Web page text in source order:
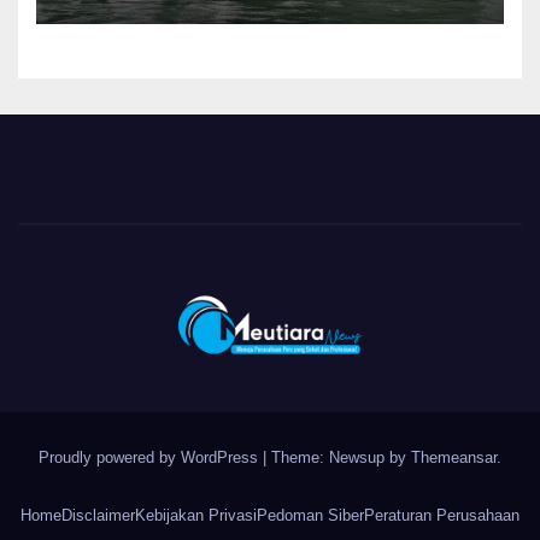
Proudly powered by WordPress Theme: Newsup by Themeansar.
HomeDisclaimerKebijakan Privasi Pedoman SiberPeraturan Perusahaan